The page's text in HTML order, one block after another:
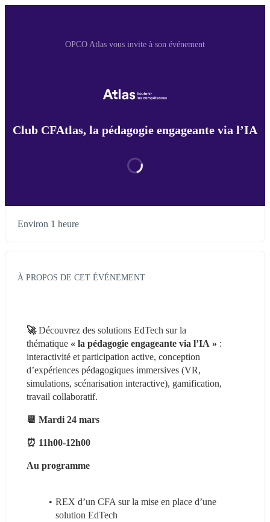
OPCO Atlas vous invite à son événement
Club CFAtlas, la pédagogie engageante via l’IA
Environ 1 heure
À PROPOS DE CET ÉVÉNEMENT
🚀 Découvrez des solutions EdTech sur la
thématique « la pédagogie engageante via l’IA » :
interactivité et participation active, conception
d’expériences pédagogiques immersives (VR,
simulations, scénarisation interactive), gamification,
travail collaboratif.
📆 Mardi 24 mars
⏰ 11h00-12h00
Au programme
REX d’un CFA sur la mise en place d’une
solution EdTech